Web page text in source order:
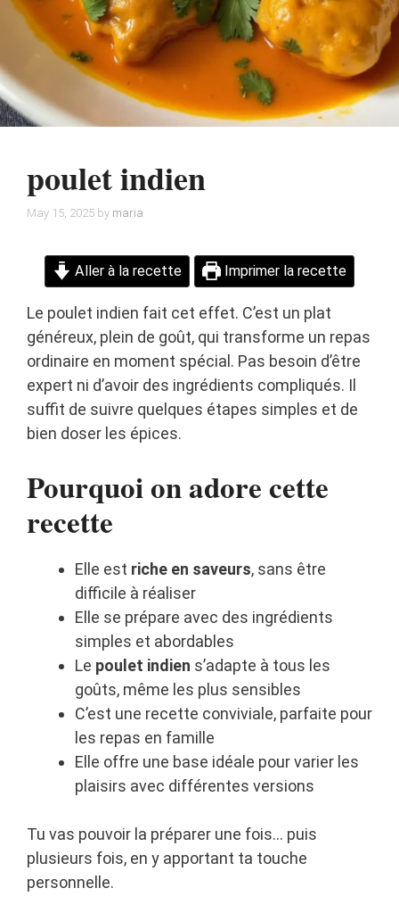
poulet indien
May 15, 2025 by maria
Aller à la recette Imprimer la recette
Le poulet indien fait cet effet. C’est un plat
généreux, plein de goût, qui transforme un repas
ordinaire en moment spécial. Pas besoin d’être
expert ni d’avoir des ingrédients compliqués. Il
suffit de suivre quelques étapes simples et de
bien doser les épices.
Pourquoi on adore cette
recette
Elle est riche en saveurs, sans être
difficile à réaliser
Elle se prépare avec des ingrédients
simples et abordables
Le poulet indien s’adapte à tous les
goûts, même les plus sensibles
C’est une recette conviviale, parfaite pour
les repas en famille
Elle offre une base idéale pour varier les
plaisirs avec différentes versions
Tu vas pouvoir la préparer une fois… puis
plusieurs fois, en y apportant ta touche
personnelle.